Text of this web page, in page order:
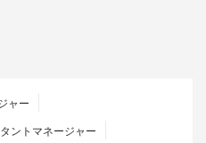
ャー
ントマネージャー